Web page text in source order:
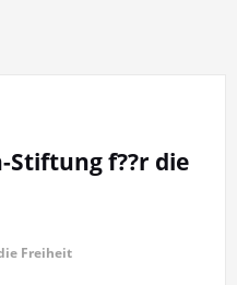
f??r die
Freiheit